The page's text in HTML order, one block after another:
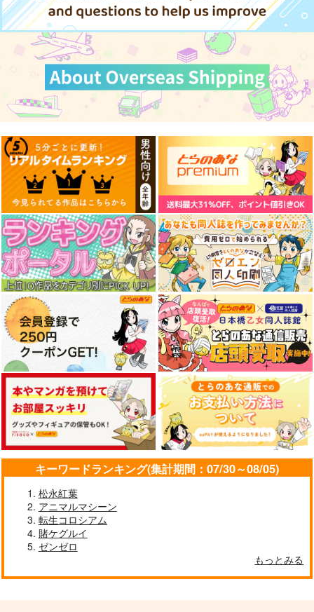
キーワードランキング(集計期間：07/30～08/05)
松永紅葉
アニマルマシーン
転生コロシアム
賭ケグルイ
ゼンゼロ
もっとみる